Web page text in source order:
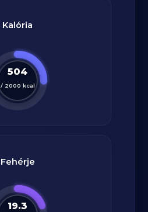
Kalória
504
/ 2000 kcal
Fehérje
19.3